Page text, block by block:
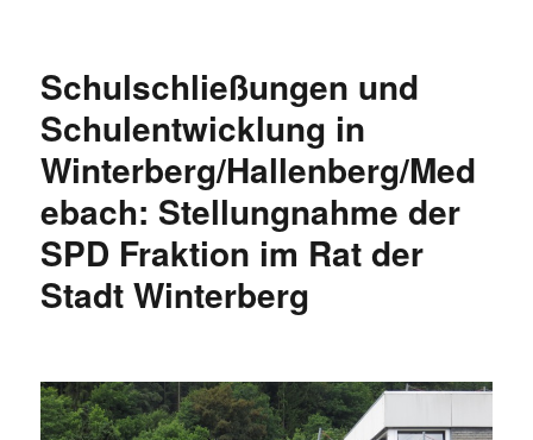
privaten
Holzöfen?
Schulschließungen und
Schulentwicklung in
Winterberg/Hallenberg/Med
ebach: Stellungnahme der
SPD Fraktion im Rat der
Stadt Winterberg